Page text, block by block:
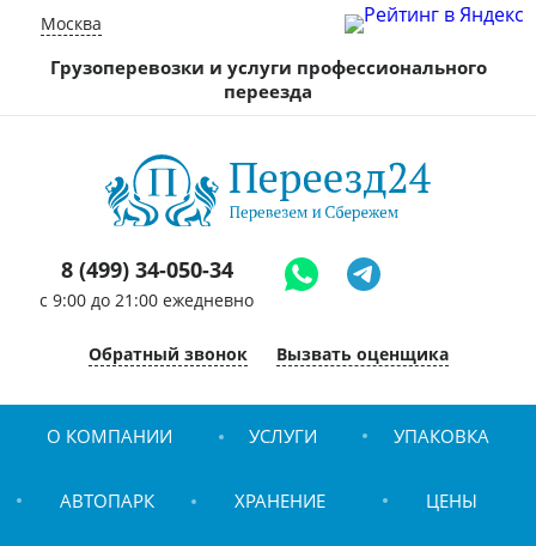
Москва
Грузоперевозки и услуги профессионального
переезда
8 (499) 34-050-34
c 9:00 до 21:00 ежедневно
Обратный звонок Вызвать оценщика
О КОМПАНИИ УСЛУГИ УПАКОВКА
АВТОПАРК ХРАНЕНИЕ ЦЕНЫ